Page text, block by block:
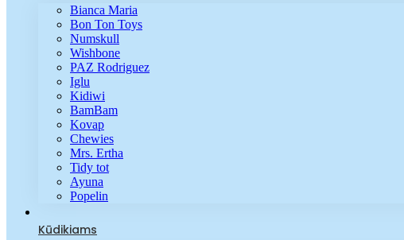
Bianca Maria
Bon Ton Toys
Numskull
Wishbone
PAZ Rodriguez
Iglu
Kidiwi
BamBam
Kovap
Chewies
Mrs. Ertha
Tidy tot
Ayuna
Popelin
Kūdikiams